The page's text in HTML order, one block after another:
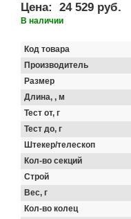
Цена: 24 529 руб.
В наличии
Код товара
Производитель
Размер
Длина, , м
Тест от, г
Тест до, г
Штекер/телескоп
Кол-во секций
Строй
Вес, г
Кол-во колец